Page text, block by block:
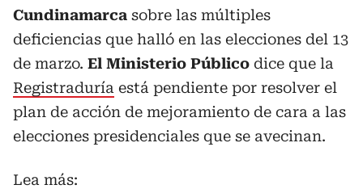
Cundinamarca sobre las múltiples
deficiencias que halló en las elecciones del 13
de marzo. El Ministerio Público dice que la
Registraduría está pendiente por resolver el
plan de acción de mejoramiento de cara a las
elecciones presidenciales que se avecinan.
Lea más: